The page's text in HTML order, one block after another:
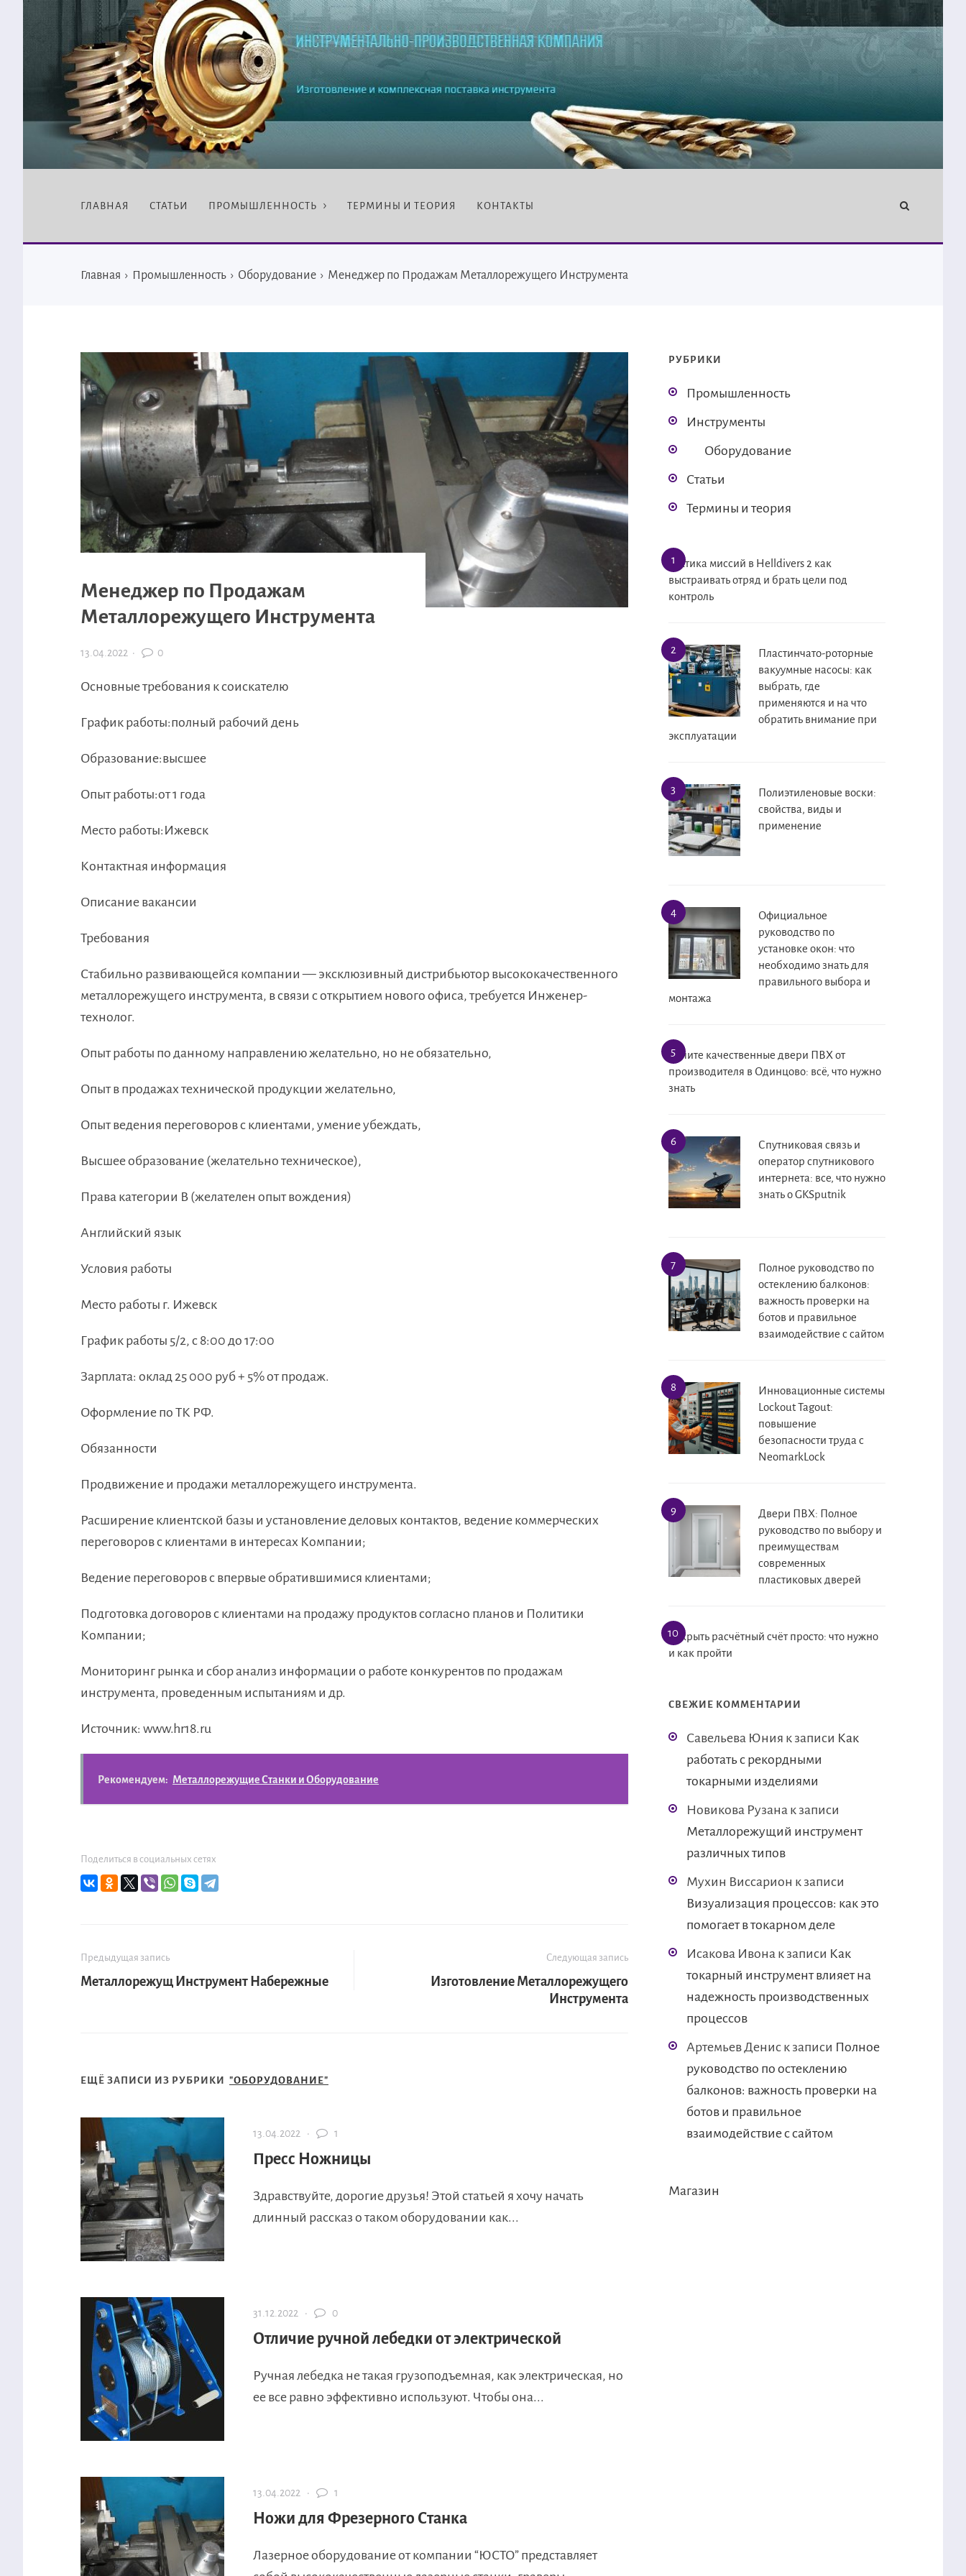
ГЛАВНАЯ СТАТЬИ ПРОМЫШЛЕННОСТЬ ТЕРМИНЫ И ТЕОРИЯ КОНТАКТЫ
Главная › Промышленность › Оборудование › Менеджер по Продажам Металлорежущего Инструмента
Менеджер по Продажам
Металлорежущего Инструмента
13.04.2022 · 0
Основные требования к соискателю
График работы:полный рабочий день
Образование:высшее
Опыт работы:от 1 года
Место работы:Ижевск
Контактная информация
Описание вакансии
Требования
Стабильно развивающейся компании — эксклюзивный дистрибьютор высококачественного
металлорежущего инструмента, в связи с открытием нового офиса, требуется Инженер-
технолог.
Опыт работы по данному направлению желательно, но не обязательно,
Опыт в продажах технической продукции желательно,
Опыт ведения переговоров с клиентами, умение убеждать,
Высшее образование (желательно техническое),
Права категории В (желателен опыт вождения)
Английский язык
Условия работы
Место работы г. Ижевск
График работы 5/2, с 8:00 до 17:00
Зарплата: оклад 25 000 руб + 5% от продаж.
Оформление по ТК РФ.
Обязанности
Продвижение и продажи металлорежущего инструмента.
Расширение клиентской базы и установление деловых контактов, ведение коммерческих
переговоров с клиентами в интересах Компании;
Ведение переговоров с впервые обратившимися клиентами;
Подготовка договоров с клиентами на продажу продуктов согласно планов и Политики
Компании;
Мониторинг рынка и сбор анализ информации о работе конкурентов по продажам
инструмента, проведенным испытаниям и др.
Источник: www.hr18.ru
Рекомендуем: Металлорежущие Станки и Оборудование
Поделиться в социальных сетях
Предыдущая запись
Металлорежущ Инструмент Набережные
Следующая запись
Изготовление Металлорежущего
Инструмента
ЕЩЁ ЗАПИСИ ИЗ РУБРИКИ "ОБОРУДОВАНИЕ"
13.04.2022 · 1
Пресс Ножницы
Здравствуйте, дорогие друзья! Этой статьей я хочу начать
длинный рассказ о таком оборудовании как...
31.12.2022 · 0
Отличие ручной лебедки от электрической
Ручная лебедка не такая грузоподъемная, как электрическая, но
ее все равно эффективно используют. Чтобы она...
13.04.2022 · 1
Ножи для Фрезерного Станка
Лазерное оборудование от компании “ЮСТО” представляет
РУБРИКИ
Промышленность
Инструменты
Оборудование
Статьи
Термины и теория
Тактика миссий в Helldivers 2 как
выстраивать отряд и брать цели под
контроль
Пластинчато-роторные
вакуумные насосы: как
выбрать, где
применяются и на что
обратить внимание при
эксплуатации
Полиэтиленовые воски:
свойства, виды и
применение
Официальное
руководство по
установке окон: что
необходимо знать для
правильного выбора и
монтажа
Купите качественные двери ПВХ от
производителя в Одинцово: всё, что нужно
знать
Спутниковая связь и
оператор спутникового
интернета: все, что нужно
знать о GKSputnik
Полное руководство по
остеклению балконов:
важность проверки на
ботов и правильное
взаимодействие с сайтом
Инновационные системы
Lockout Tagout:
повышение
безопасности труда с
NeomarkLock
Двери ПВХ: Полное
руководство по выбору и
преимуществам
современных
пластиковых дверей
Открыть расчётный счёт просто: что нужно
и как пройти
СВЕЖИЕ КОММЕНТАРИИ
Савельева Юния к записи Как
работать с рекордными
токарными изделиями
Новикова Рузана к записи
Металлорежущий инструмент
различных типов
Мухин Виссарион к записи
Визуализация процессов: как это
помогает в токарном деле
Исакова Ивона к записи Как
токарный инструмент влияет на
надежность производственных
процессов
Артемьев Дениск записи Полное
руководство по остеклению
балконов: важность проверки на
ботов и правильное
взаимодействие с сайтом
Магазин